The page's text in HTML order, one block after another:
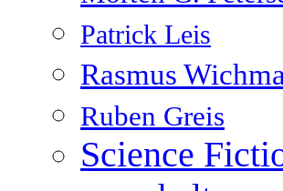
Patrick Leis
Rasmus
Ruben Greis
Science